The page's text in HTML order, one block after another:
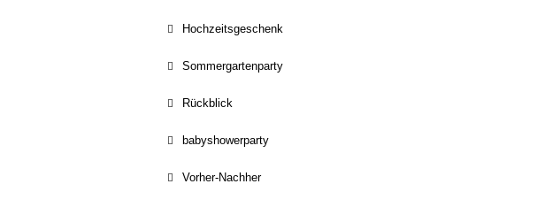
Hochzeitsgeschenk
Sommergartenparty
Rückblick
babyshowerparty
Vorher-Nachher